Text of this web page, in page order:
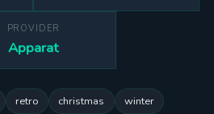
PROVIDER
Apparat
retro christmas winter